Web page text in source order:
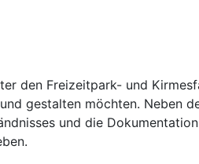
den Freizeitpark- und
gestalten möchten. Neben
und die